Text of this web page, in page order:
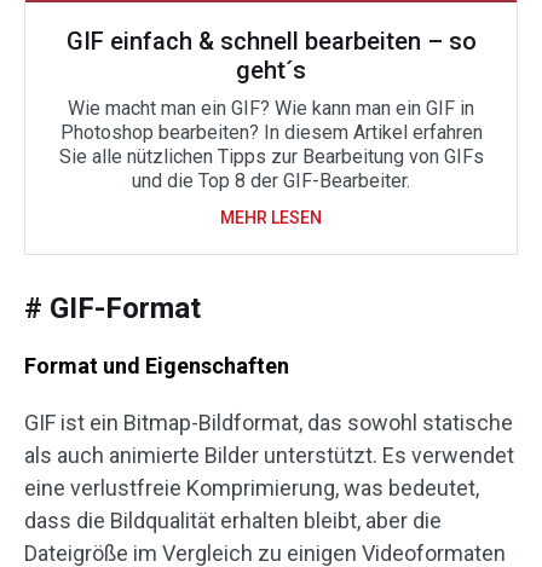
GIF einfach & schnell bearbeiten – so
geht´s
Wie macht man ein GIF? Wie kann man ein GIF in
Photoshop bearbeiten? In diesem Artikel erfahren
Sie alle nützlichen Tipps zur Bearbeitung von GIFs
und die Top 8 der GIF-Bearbeiter.
MEHR LESEN
# GIF-Format
Format und Eigenschaften
GIF ist ein Bitmap-Bildformat, das sowohl statische
als auch animierte Bilder unterstützt. Es verwendet
eine verlustfreie Komprimierung, was bedeutet,
dass die Bildqualität erhalten bleibt, aber die
Dateigröße im Vergleich zu einigen Videoformaten